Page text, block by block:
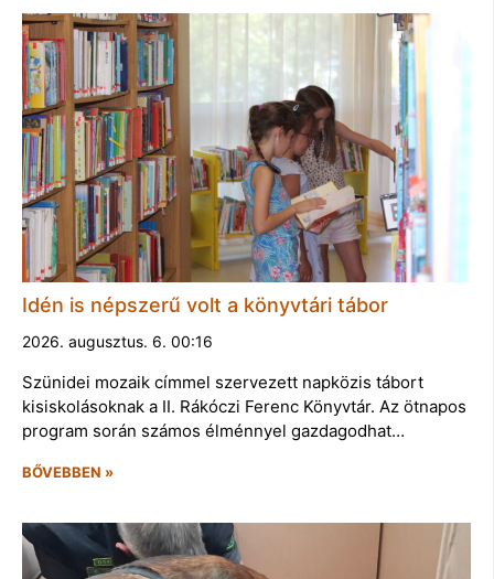
Idén is népszerű volt a könyvtári tábor
2026. augusztus. 6. 00:16
Szünidei mozaik címmel szervezett napközis tábort
kisiskolásoknak a II. Rákóczi Ferenc Könyvtár. Az ötnapos
program során számos élménnyel gazdagodhat…
BŐVEBBEN »